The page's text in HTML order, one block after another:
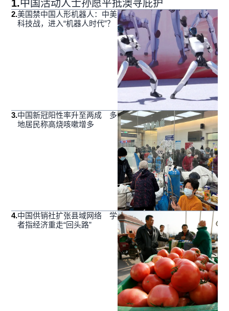
1.中国活动人士孙愿平抵澳寻庇护
2.美国禁中国人形机器人：中美
科技战，进入“机器人时代”？
3.中国新冠阳性率升至两成 多
地居民称高烧咳嗽增多
4.中国供销社扩张县域网络 学
者指经济重走“回头路”